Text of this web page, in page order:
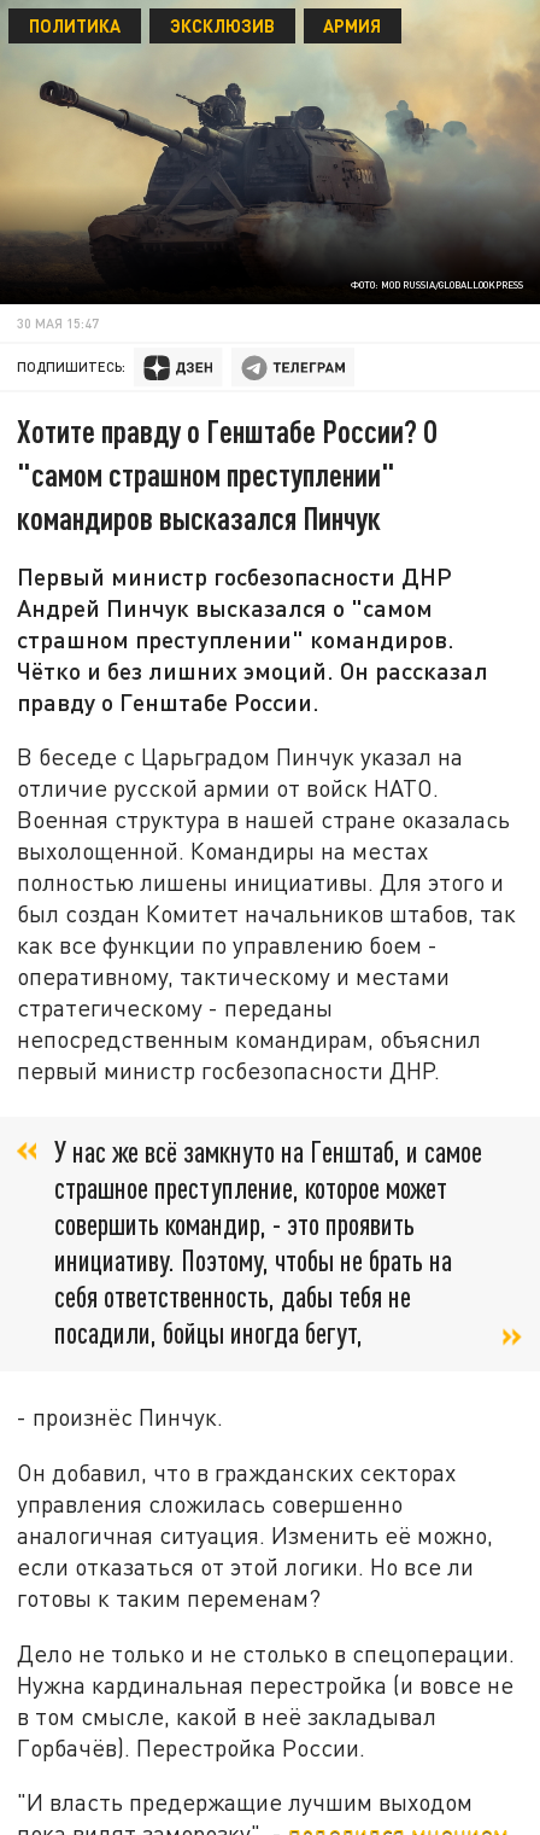
ФОТО: MOD RUSSIA/GLOBALLOOKPRESS
ПОЛИТИКА ЭКСКЛЮЗИВ АРМИЯ
30 МАЯ 15:47
ПОДПИШИТЕСЬ:
Хотите правду о Генштабе России? О
"самом страшном преступлении"
командиров высказался Пинчук
Первый министр госбезопасности ДНР
Андрей Пинчук высказался о "самом
страшном преступлении" командиров.
Чётко и без лишних эмоций. Он рассказал
правду о Генштабе России.
В беседе с Царьградом Пинчук указал на
отличие русской армии от войск НАТО.
Военная структура в нашей стране оказалась
выхолощенной. Командиры на местах
полностью лишены инициативы. Для этого и
был создан Комитет начальников штабов, так
как все функции по управлению боем -
оперативному, тактическому и местами
стратегическому - переданы
непосредственным командирам, объяснил
первый министр госбезопасности ДНР.
У нас же всё замкнуто на Генштаб, и самое
страшное преступление, которое может
совершить командир, - это проявить
инициативу. Поэтому, чтобы не брать на
себя ответственность, дабы тебя не
посадили, бойцы иногда бегут,
- произнёс Пинчук.
Он добавил, что в гражданских секторах
управления сложилась совершенно
аналогичная ситуация. Изменить её можно,
если отказаться от этой логики. Но все ли
готовы к таким переменам?
Дело не только и не столько в спецоперации.
Нужна кардинальная перестройка (и вовсе не
в том смысле, какой в неё закладывал
Горбачёв). Перестройка России.
"И власть предержащие лучшим выходом